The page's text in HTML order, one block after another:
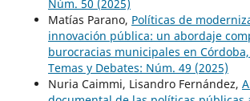
Núm. 50 (2025)
Matías Parano, Políticas de
innovación pública: un abordaje
burocracias municipales en
Temas y Debates: Núm. 49 (2025)
Nuria Caimmi, Lisandro Fernández,